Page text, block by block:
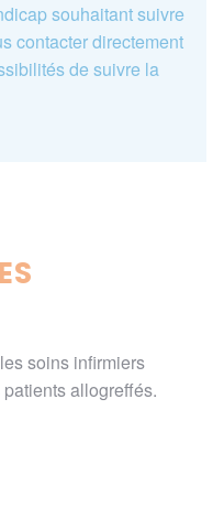
souhaitant suivre
contacter directement
de suivre la
soins infirmiers
allogreffés.